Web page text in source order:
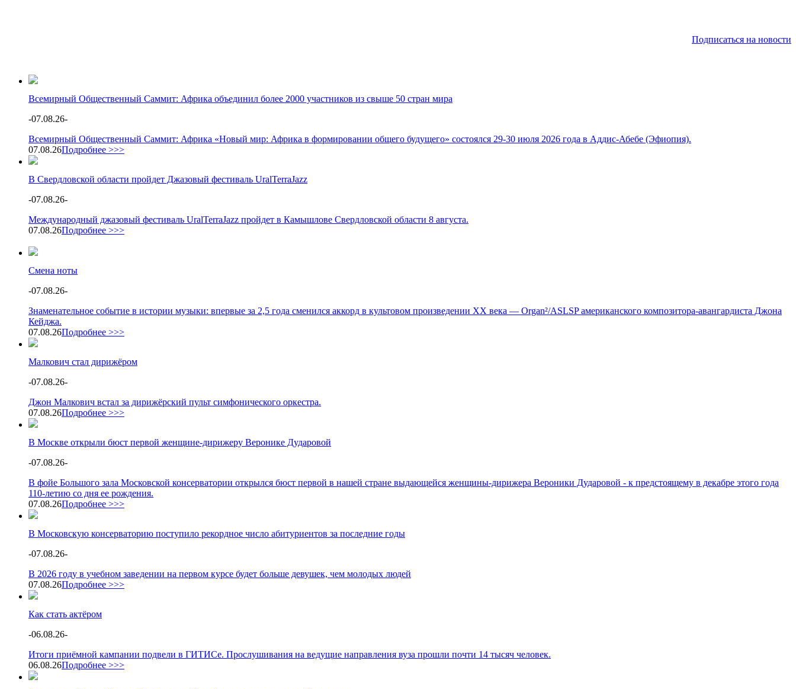
Подписаться на новости
Всемирный Общественный Саммит: Африка объединил более 2000 участников из свыше 50 стран мира
-07.08.26-
Всемирный Общественный Саммит: Африка «Новый мир: Африка в формировании общего будущего» состоялся 29-30 июля 2026 года в Аддис-Абебе (Эфиопия).
07.08.26Подробнее >>>
В Свердловской области пройдет Джазовый фестиваль UralTerraJazz
-07.08.26-
Международный джазовый фестиваль UralTerraJazz пройдет в Камышлове Свердловской области 8 августа.
07.08.26Подробнее >>>
Смена ноты
-07.08.26-
Знаменательное событие в истории музыки: впервые за 2,5 года сменился аккорд в культовом произведении XX века — Organ²/ASLSP американского композитора-авангардиста Джона
Кейджа.
07.08.26Подробнее >>>
Малкович стал дирижёром
-07.08.26-
Джон Малкович встал за дирижёрский пульт симфонического оркестра.
07.08.26Подробнее >>>
В Москве открыли бюст первой женщине-дирижеру Веронике Дударовой
-07.08.26-
В фойе Большого зала Московской консерватории открылся бюст первой в нашей стране выдающейся женщины-дирижера Вероники Дударовой - к предстоящему в декабре этого года
110-летию со дня ее рождения.
07.08.26Подробнее >>>
В Московскую консерваторию поступило рекордное число абитуриентов за последние годы
-07.08.26-
В 2026 году в учебном заведении на первом курсе будет больше девушек, чем молодых людей
07.08.26Подробнее >>>
Как стать актёром
-06.08.26-
Итоги приёмной кампании подвели в ГИТИСе. Прослушивания на ведущие направления вуза прошли почти 14 тысяч человек.
06.08.26Подробнее >>>